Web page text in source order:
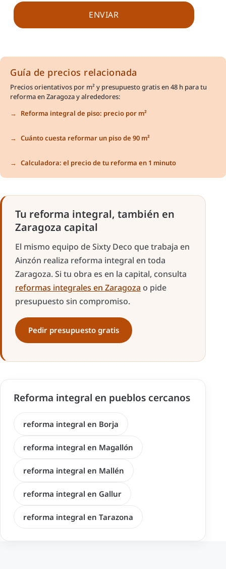
Guía de precios relacionada
Precios orientativos por m² y presupuesto gratis en 48 h para tu
reforma en Zaragoza y alrededores:
Reforma integral de piso: precio por m²
Cuánto cuesta reformar un piso de 90 m²
Calculadora: el precio de tu reforma en 1 minuto
Tu reforma integral, también en
Zaragoza capital
El mismo equipo de Sixty Deco que trabaja en
Ainzón realiza reforma integral en toda
Zaragoza. Si tu obra es en la capital, consulta
reformas integrales en Zaragoza o pide
presupuesto sin compromiso.
Pedir presupuesto gratis
Reforma integral en pueblos cercanos
reforma integral en Borja
reforma integral en Magallón
reforma integral en Mallén
reforma integral en Gallur
reforma integral en Tarazona